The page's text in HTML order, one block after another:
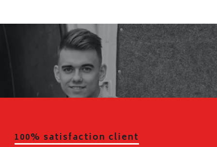
100% satisfaction client